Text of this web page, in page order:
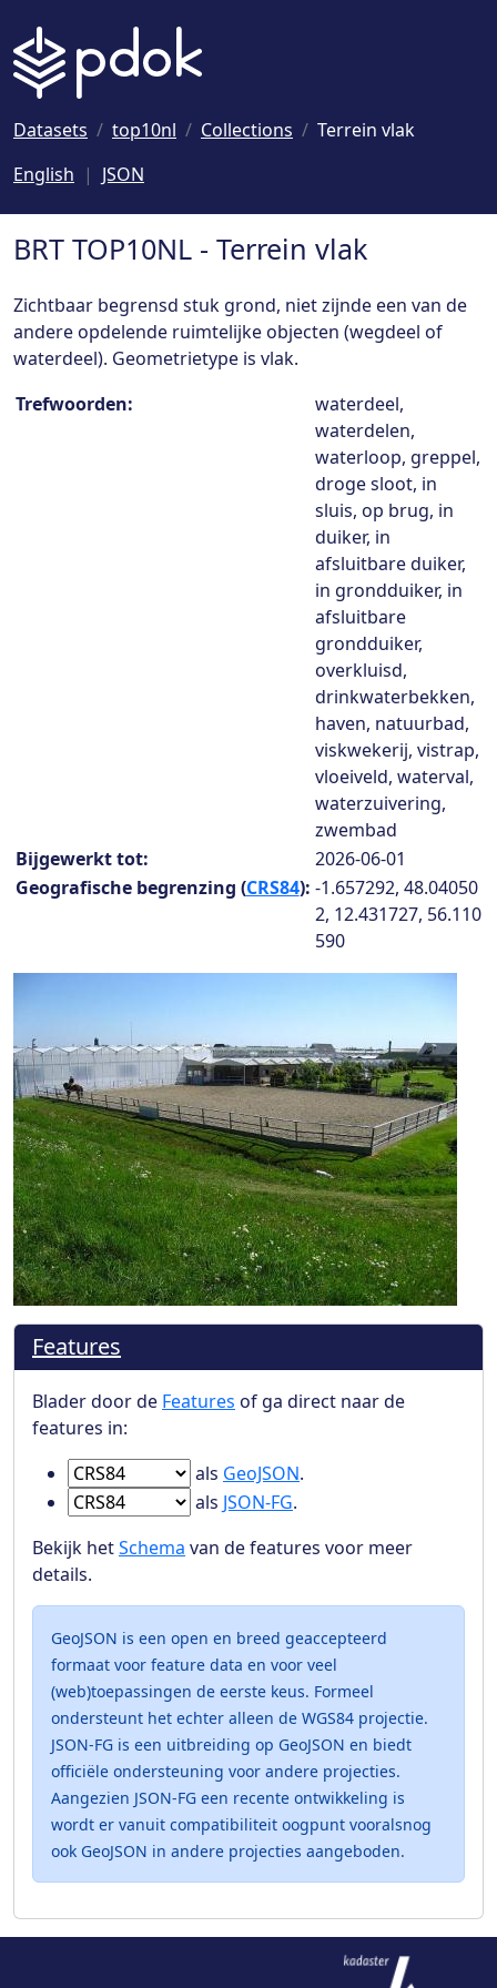
Datasets top10nl Collections
Terrein vlak
English
JSON
BRT TOP10NL - Terrein vlak
Zichtbaar begrensd stuk grond, niet zijnde een van de
andere opdelende ruimtelijke objecten (wegdeel of
waterdeel). Geometrietype is vlak.
Collection details
Trefwoorden:
waterdeel,
waterdelen,
waterloop, greppel,
droge sloot, in
sluis, op brug, in
duiker, in
afsluitbare duiker,
in grondduiker, in
afsluitbare
grondduiker,
overkluisd,
drinkwaterbekken,
haven, natuurbad,
viskwekerij, vistrap,
vloeiveld, waterval,
waterzuivering,
zwembad
Bijgewerkt tot:
2026-06-01
Geografische begrenzing (CRS84): -1.657292, 48.04050
2, 12.431727, 56.110
590
Features
Blader door de Features of ga direct naar de
features in:
Ga naar Features in
als GeoJSON.
Ga naar Features in
als JSON-FG.
Bekijk hetSchema van de features voor meer
details.
GeoJSON is een open en breed geaccepteerd
formaat voor feature data en voor veel
(web)toepassingen de eerste keus. Formeel
ondersteunt het echter alleen de WGS84 projectie.
JSON-FG is een uitbreiding op GeoJSON en biedt
officiële ondersteuning voor andere projecties.
Aangezien JSON-FG een recente ontwikkeling is
wordt er vanuit compatibiliteit oogpunt vooralsnog
ook GeoJSON in andere projecties aangeboden.